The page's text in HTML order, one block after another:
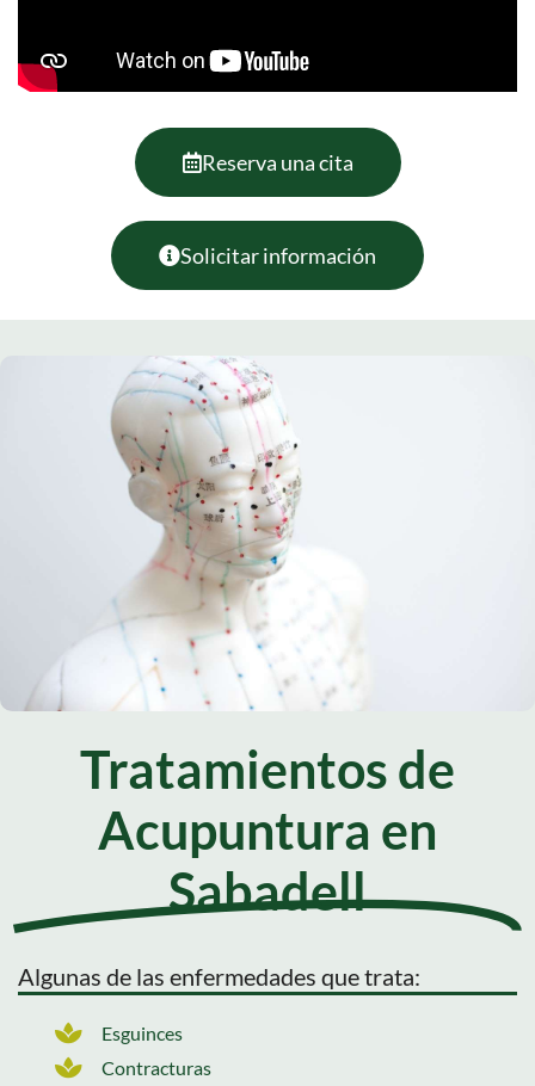
Reserva una cita
Solicitar información
Tratamientos de
Acupuntura en
Sabadell
Algunas de las enfermedades que trata:
Esguinces
Contracturas